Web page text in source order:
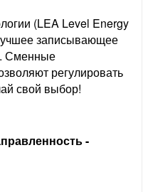
(LEA Level Energy
записывающее
Сменные
регулировать
свой выбор!
-